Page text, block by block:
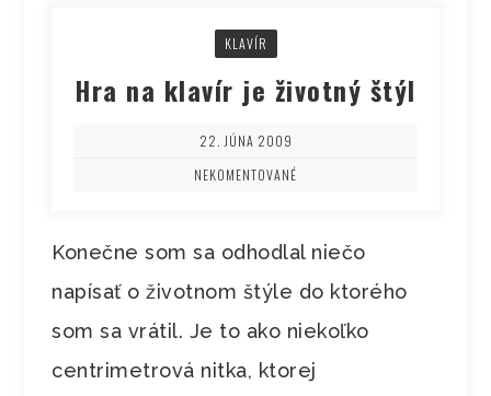
KLAVÍR
Hra na klavír je životný štýl
22. JÚNA 2009
NEKOMENTOVANÉ
Konečne som sa odhodlal niečo
napísať o životnom štýle do ktorého
som sa vrátil. Je to ako niekoľko
centrimetrová nitka, ktorej